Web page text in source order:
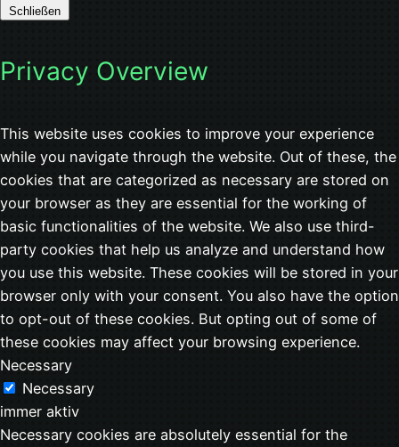
Schließen
Privacy Overview
This website uses cookies to improve your experience
while you navigate through the website. Out of these, the
cookies that are categorized as necessary are stored on
your browser as they are essential for the working of
basic functionalities of the website. We also use third-
party cookies that help us analyze and understand how
you use this website. These cookies will be stored in your
browser only with your consent. You also have the option
to opt-out of these cookies. But opting out of some of
these cookies may affect your browsing experience.
Necessary
Necessary
immer aktiv
Necessary cookies are absolutely essential for the